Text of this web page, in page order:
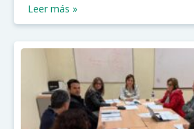
Leer más »